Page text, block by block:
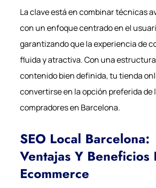
La clave está en combinar técnicas
con un enfoque centrado en el
garantizando que la experiencia de
fluida y atractiva. Con una
contenido bien definida, tu tienda
convertirse en la opción preferida de
compradores en Barcelona.
SEO Local Barcelona:
Ventajas Y Beneficios
Ecommerce